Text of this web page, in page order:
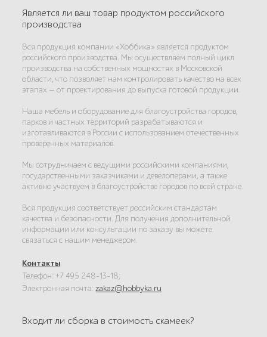
Является ли ваш товар продуктом российского
производства
Вся продукция компании «Хоббика» является продуктом
российского производства. Мы осуществляем полный цикл
производства на собственных мощностях в Московской
области, что позволяет нам контролировать качество на всех
этапах — от проектирования до выпуска готовой продукции.
Наша мебель и оборудование для благоустройства городов,
парков и частных территорий разрабатываются и
изготавливаются в России с использованием отечественных
проверенных материалов.
Мы сотрудничаем с ведущими российскими компаниями,
государственными заказчиками и девелоперами, а также
активно участвуем в благоустройстве городов по всей стране.
Вся продукция соответствует российским стандартам
качества и безопасности. Для получения дополнительной
информации или консультации по заказу вы можете
связаться с нашим менеджером.
Контакты:
Телефон: +7 495 248-13-18;
Электронная почта:zakaz@hobbyka.ru
Входит ли сборка в стоимость скамеек?